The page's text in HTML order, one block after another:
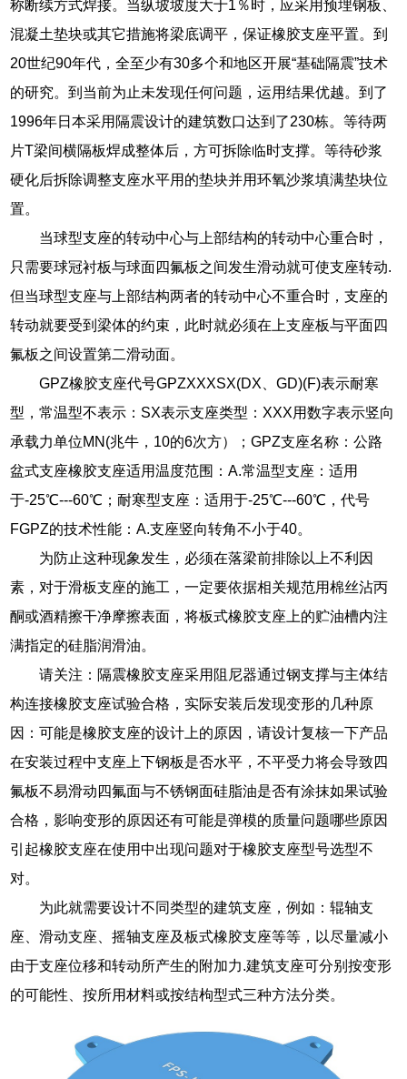
称断续方式焊接。当纵坡坡度大于1％时，应采用预埋钢板、
混凝土垫块或其它措施将梁底调平，保证橡胶支座平置。到
20世纪90年代，全至少有30多个和地区开展“基础隔震”技术
的研究。到当前为止未发现任何问题，运用结果优越。到了
1996年日本采用隔震设计的建筑数口达到了230栋。等待两
片T梁间横隔板焊成整体后，方可拆除临时支撑。等待砂浆
硬化后拆除调整支座水平用的垫块并用环氧沙浆填满垫块位
置。
当球型支座的转动中心与上部结构的转动中心重合时，
只需要球冠衬板与球面四氟板之间发生滑动就可使支座转动.
但当球型支座与上部结构两者的转动中心不重合时，支座的
转动就要受到梁体的约束，此时就必须在上支座板与平面四
氟板之间设置第二滑动面。
GPZ橡胶支座代号GPZXXXSX(DX、GD)(F)表示耐寒
型，常温型不表示：SX表示支座类型：XXX用数字表示竖向
承载力单位MN(兆牛，10的6次方）；GPZ支座名称：公路
盆式支座橡胶支座适用温度范围：A.常温型支座：适用
于-25℃---60℃；耐寒型支座：适用于-25℃---60℃，代号
FGPZ的技术性能：A.支座竖向转角不小于40。
为防止这种现象发生，必须在落梁前排除以上不利因
素，对于滑板支座的施工，一定要依据相关规范用棉丝沾丙
酮或酒精擦干净摩擦表面，将板式橡胶支座上的贮油槽内注
满指定的硅脂润滑油。
请关注：隔震橡胶支座采用阻尼器通过钢支撑与主体结
构连接橡胶支座试验合格，实际安装后发现变形的几种原
因：可能是橡胶支座的设计上的原因，请设计复核一下产品
在安装过程中支座上下钢板是否水平，不平受力将会导致四
氟板不易滑动四氟面与不锈钢面硅脂油是否有涂抹如果试验
合格，影响变形的原因还有可能是弹模的质量问题哪些原因
引起橡胶支座在使用中出现问题对于橡胶支座型号选型不
对。
为此就需要设计不同类型的建筑支座，例如：辊轴支
座、滑动支座、摇轴支座及板式橡胶支座等等，以尽量减小
由于支座位移和转动所产生的附加力.建筑支座可分别按变形
的可能性、按所用材料或按结枸型式三种方法分类。